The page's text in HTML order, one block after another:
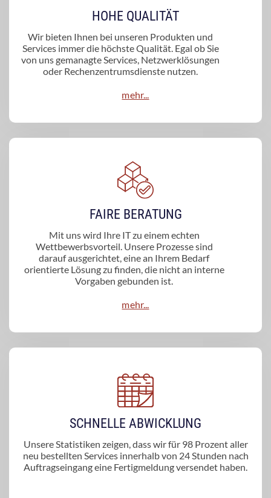
HOHE QUALITÄT
Wir bieten Ihnen bei unseren Produkten und
Services immer die höchste Qualität. Egal ob Sie
von uns gemanagte Services, Netzwerklösungen
oder Rechenzentrumsdienste nutzen.
mehr...
FAIRE BERATUNG
Mit uns wird Ihre IT zu einem echten
Wettbewerbsvorteil. Unsere Prozesse sind
darauf ausgerichtet, eine an Ihrem Bedarf
orientierte Lösung zu finden, die nicht an interne
Vorgaben gebunden ist.
mehr...
SCHNELLE ABWICKLUNG
Unsere Statistiken zeigen, dass wir für 98 Prozent aller
neu bestellten Services innerhalb von 24 Stunden nach
Auftragseingang eine Fertigmeldung versendet haben.